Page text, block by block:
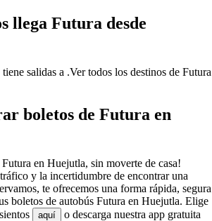
llega Futura desde
salidas a .Ver todos los destinos de Futura
boletos de Futura en
en Huejutla, sin moverte de casa!
y la incertidumbre de encontrar una
te ofrecemos una forma rápida, segura
boletos de autobús Futura en Huejutla. Elige
aquí
o descarga nuestra app gratuita